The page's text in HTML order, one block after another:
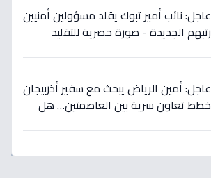
عاجل: نائب أمير تبوك يقلد مسؤولين أمنيين
رتبهم الجديدة - صورة حصرية للتقليد
عاجل: أمين الرياض يبحث مع سفير أذربيجان
خطط تعاون سرية بين العاصمتين… هل